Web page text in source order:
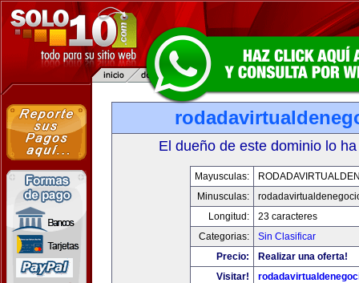
El dueño de este dominio lo
Mayusculas:
Minusculas:
Longitud:
23 caracteres
Categorias:
Sin Clasificar
Precio:
Realizar una oferta!
Visitar!